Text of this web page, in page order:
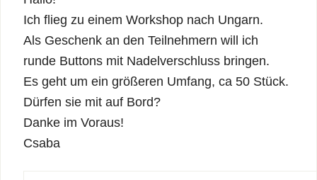
Ich flieg zu einem Workshop nach Ungarn.
Als Geschenk an den Teilnehmern will ich
runde Buttons mit Nadelverschluss bringen.
Es geht um ein größeren Umfang, ca 50 Stück.
Dürfen sie mit auf Bord?
Danke im Voraus!
Csaba